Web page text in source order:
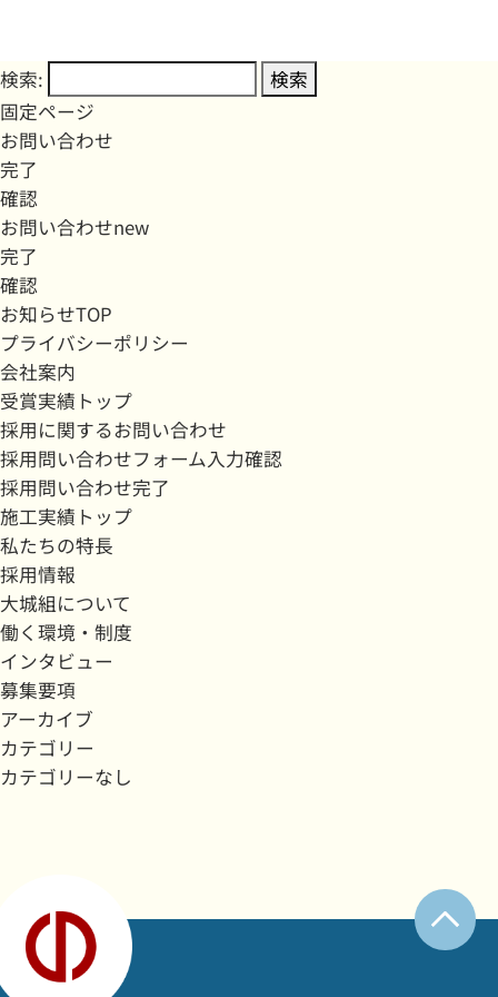
検索:
固定ページ
お問い合わせ
完了
確認
お問い合わせnew
完了
確認
お知らせTOP
プライバシーポリシー
会社案内
受賞実績トップ
採用に関するお問い合わせ
採用問い合わせフォーム入力確認
採用問い合わせ完了
施工実績トップ
私たちの特長
採用情報
大城組について
働く環境・制度
インタビュー
募集要項
アーカイブ
カテゴリー
カテゴリーなし